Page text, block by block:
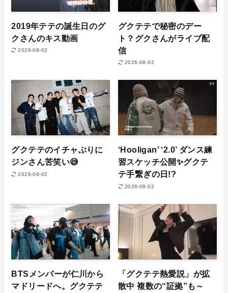
2019年テテの誕生日のグ
クさんのキス動画
2026-08-02
グクテテで秘密のデー
ト？グクさんがライブ配
信
2026-08-02
グクテテのイチャぶりに
ジンさん苦笑い😅
2026-08-02
‘Hooligan’ ‘2.0’ ダンス練
習スケッチ公開✨グクテ
テ手繋ぎの日!?
2026-08-02
BTSメンバーが仁川から
マドリードへ。グクテテ
「グクテテ熱愛説」が拡
散中 複数の“証拠”も～